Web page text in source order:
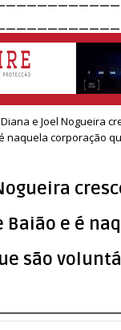
Diana e Joel Nogueira
naquela corporação
Baião e é
são